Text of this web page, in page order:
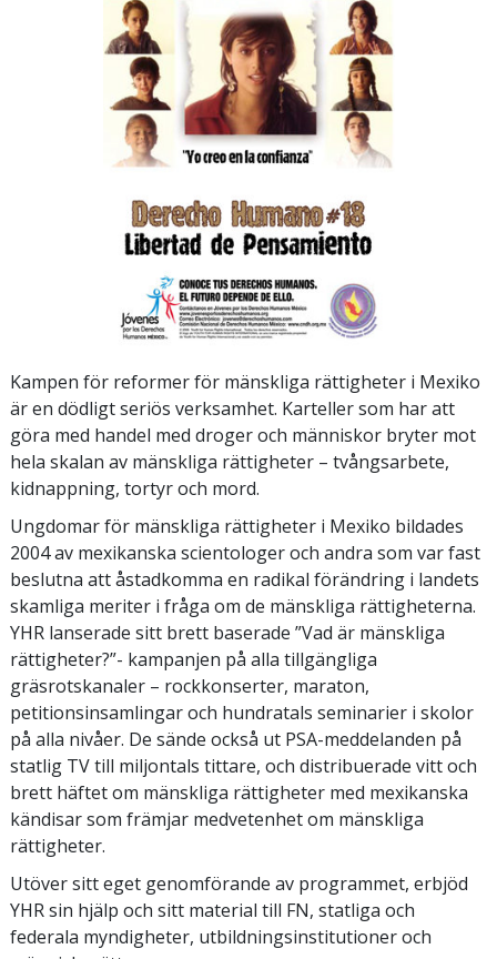
Kampen för reformer för mänskliga rättigheter i Mexiko
är en dödligt seriös verksamhet. Karteller som har att
göra med handel med droger och människor bryter mot
hela skalan av mänskliga rättigheter – tvångsarbete,
kidnappning, tortyr och mord.
Ungdomar för mänskliga rättigheter i Mexiko bildades
2004 av mexikanska scientologer och andra som var fast
beslutna att åstadkomma en radikal förändring i landets
skamliga meriter i fråga om de mänskliga rättigheterna.
YHR lanserade sitt brett baserade ”Vad är mänskliga
rättigheter?”- kampanjen på alla tillgängliga
gräsrotskanaler – rockkonserter, maraton,
petitionsinsamlingar och hundratals seminarier i skolor
på alla nivåer. De sände också ut PSA-meddelanden på
statlig TV till miljontals tittare, och distribuerade vitt och
brett häftet om mänskliga rättigheter med mexikanska
kändisar som främjar medvetenhet om mänskliga
rättigheter.
Utöver sitt eget genomförande av programmet, erbjöd
YHR sin hjälp och sitt material till FN, statliga och
federala myndigheter, utbildningsinstitutioner och